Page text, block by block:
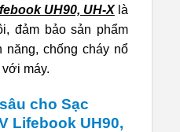
UH90, UH-Xlà
đảm bảo sản phẩm
năng, chống cháy nổ
máy.
cho Sạc
Lifebook UH90,